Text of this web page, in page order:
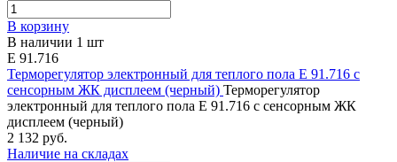
В корзину
В наличии 1 шт
E 91.716
Терморегулятор электронный для теплого пола E 91.716 с
сенсорным ЖК дисплеем (черный) Терморегулятор
электронный для теплого пола E 91.716 с сенсорным ЖК
дисплеем (черный)
2 132 руб.
Наличие на складах